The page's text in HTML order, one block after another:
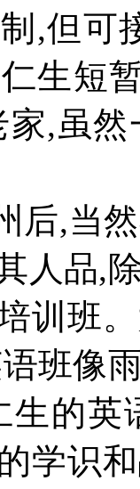
,但可
生短
家,虽
后,当
人品,
训班
班像
生的英
学识